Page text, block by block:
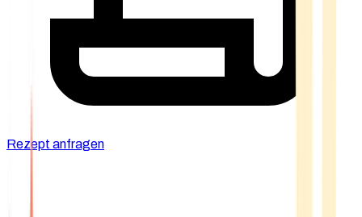
Rezept anfragen